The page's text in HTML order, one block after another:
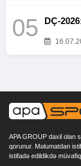
05 DÇ-
APA GROUP daxil olan
qorunur. Məlumatdan
istifadə edildikdə